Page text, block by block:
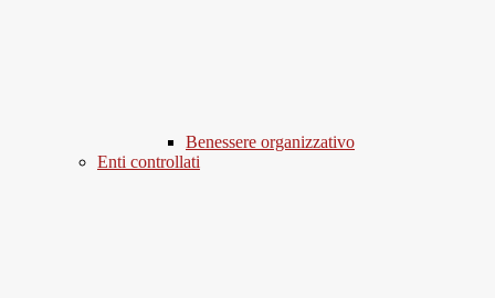
Benessere organizzativo
Enti controllati